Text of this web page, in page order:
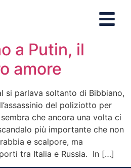
a Putin, il
amore
si parlava soltanto di Bibbiano,
del poliziotto per
che ancora una volta ci
più importante che non
e scalpore, ma
tra Italia e Russia. In […]